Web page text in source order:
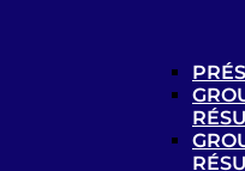
expérience de
cookies sont utilisés et
visite, explications à
vos paramètres de